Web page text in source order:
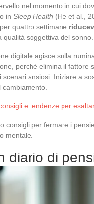
nel momento in cui
in Sleep Health (He et al.,
quattro settimane
qualità soggettiva del sonno.
digitale agisce sulla
perché elimina il fattore
scenari ansiosi. Iniziare a
cambiamento.
e tendenze per
consigli per fermare i
mentale.
diario di